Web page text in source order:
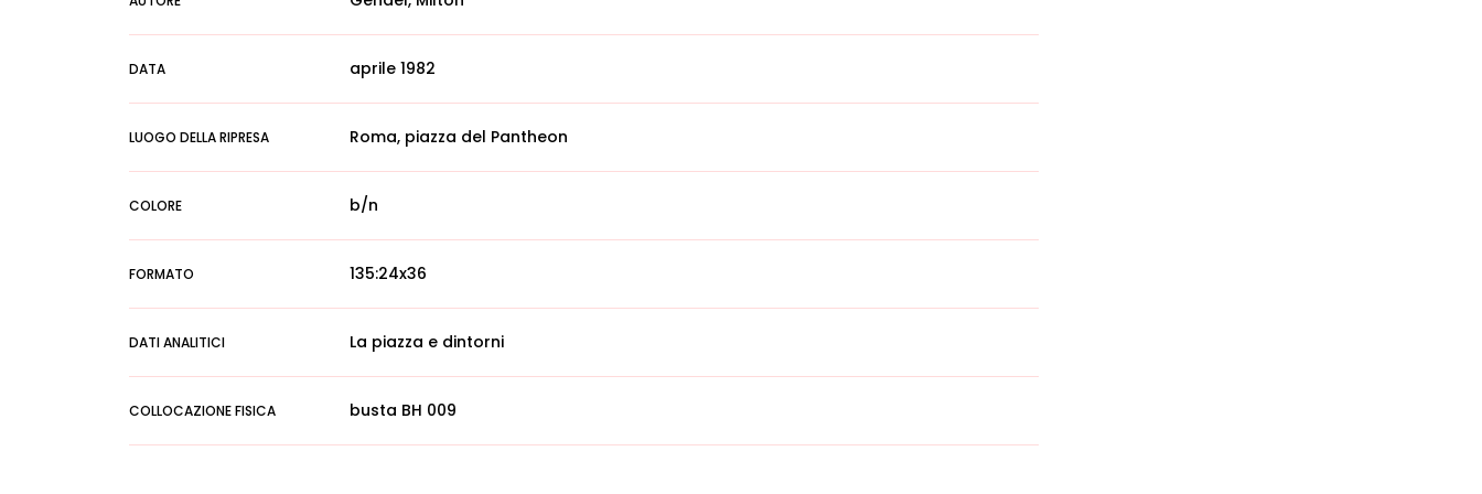
DATA aprile 1982
LUOGO DELLA RIPRESA Roma, piazza del Pantheon
COLORE b/n
FORMATO 135:24x36
DATI ANALITICI La piazza e dintorni
COLLOCAZIONE FISICA busta BH 009